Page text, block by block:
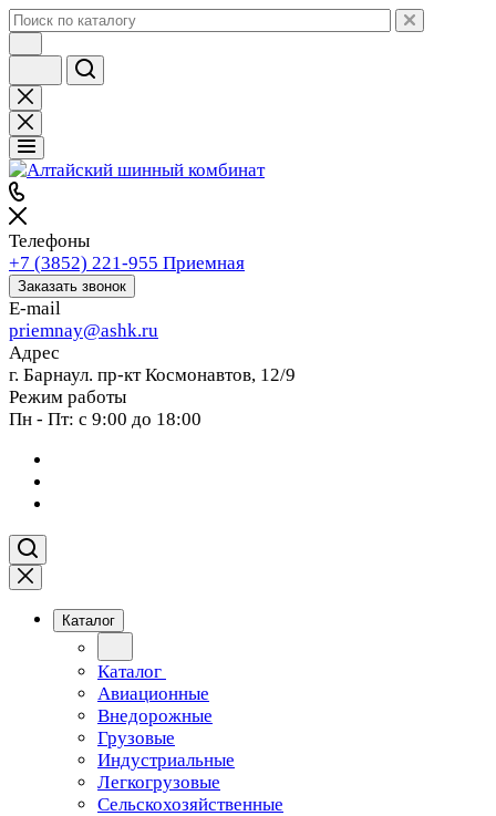
Телефоны
+7 (3852) 221-955 Приемная
Заказать звонок
E-mail
priemnay@ashk.ru
Адрес
г. Барнаул. пр-кт Космонавтов, 12/9
Режим работы
Пн - Пт: с 9:00 до 18:00
Каталог
Каталог
Авиационные
Внедорожные
Грузовые
Индустриальные
Легкогрузовые
Сельскохозяйственные